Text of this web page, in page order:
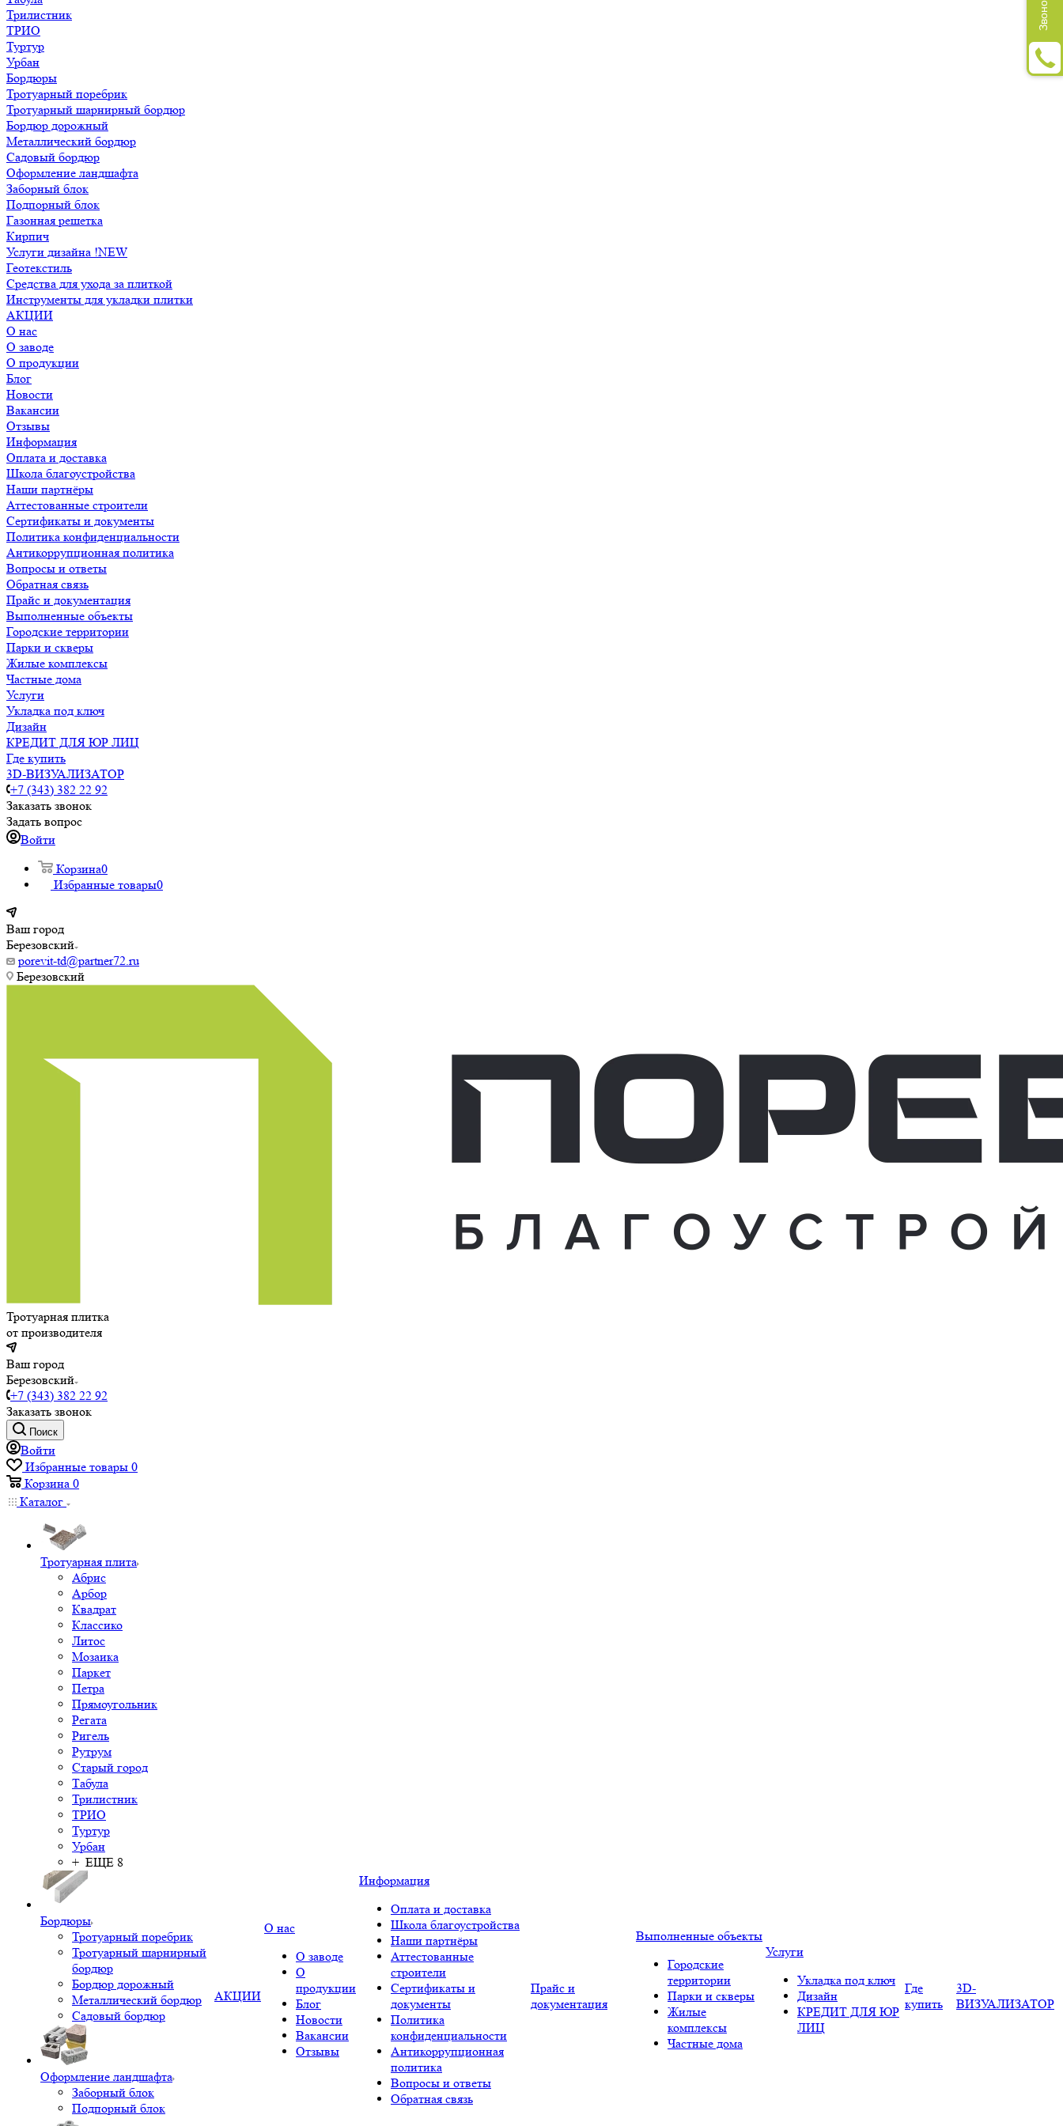
Трилистник
ТРИО
Туртур
Урбан
Бордюры
Тротуарный поребрик
Тротуарный шарнирный бордюр
Бордюр дорожный
Металлический бордюр
Садовый бордюр
Оформление ландшафта
Заборный блок
Подпорный блок
Газонная решетка
Кирпич
Услуги дизайна !NEW
Геотекстиль
Средства для ухода за плиткой
Инструменты для укладки плитки
АКЦИИ
О нас
О заводе
О продукции
Блог
Новости
Вакансии
Отзывы
Информация
Оплата и доставка
Школа благоустройства
Наши партнёры
Аттестованные строители
Сертификаты и документы
Политика конфиденциальности
Антикоррупционная политика
Вопросы и ответы
Обратная связь
Прайс и документация
Выполненные объекты
Городские территории
Парки и скверы
Жилые комплексы
Частные дома
Услуги
Укладка под ключ
Дизайн
КРЕДИТ ДЛЯ ЮР ЛИЦ
Где купить
3D-ВИЗУАЛИЗАТОР
+7 (343) 382 22 92
Заказать звонок
Задать вопрос
Войти
Корзина0
Избранные товары0
Ваш город
Березовский
porevit-td@partner72.ru
Березовский
Тротуарная плитка
от производителя
Ваш город
Березовский
+7 (343) 382 22 92
Заказать звонок
Поиск
Войти
Избранные товары 0
Корзина 0
Каталог
Тротуарная плита
Абрис
Арбор
Квадрат
Классико
Литос
Мозаика
Паркет
Петра
Прямоугольник
Регата
Ригель
Рутрум
Старый город
Табула
Трилистник
ТРИО
Туртур
Урбан
+ ЕЩЕ 8
Бордюры
Тротуарный поребрик
Тротуарный шарнирный
бордюр
Бордюр дорожный
Металлический бордюр
Садовый бордюр
Оформление ландшафта
Заборный блок
Подпорный блок
АКЦИИ
О нас
О заводе
О
продукции
Блог
Новости
Вакансии
Отзывы
Информация
Оплата и доставка
Школа благоустройства
Наши партнёры
Аттестованные
строители
Сертификаты и
документы
Политика
конфиденциальности
Антикоррупционная
политика
Вопросы и ответы
Обратная связь
Прайс и
документация
Выполненные объекты
Городские
территории
Парки и скверы
Жилые
комплексы
Частные дома
Услуги
Укладка под ключ
Дизайн
КРЕДИТ ДЛЯ ЮР
ЛИЦ
Где
купить
3D-
ВИЗУАЛИЗАТОР